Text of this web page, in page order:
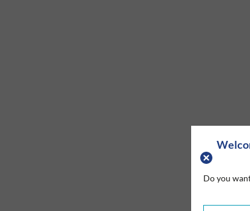
Do you